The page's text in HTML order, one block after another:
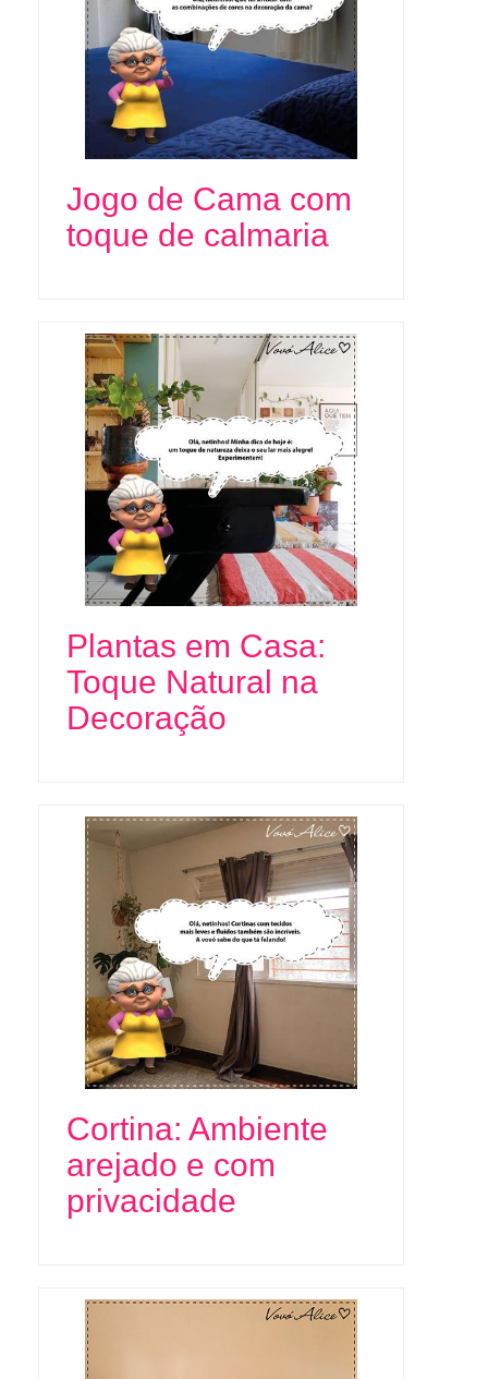
Jogo de Cama com
toque de calmaria
Plantas em Casa:
Toque Natural na
Decoração
Cortina: Ambiente
arejado e com
privacidade